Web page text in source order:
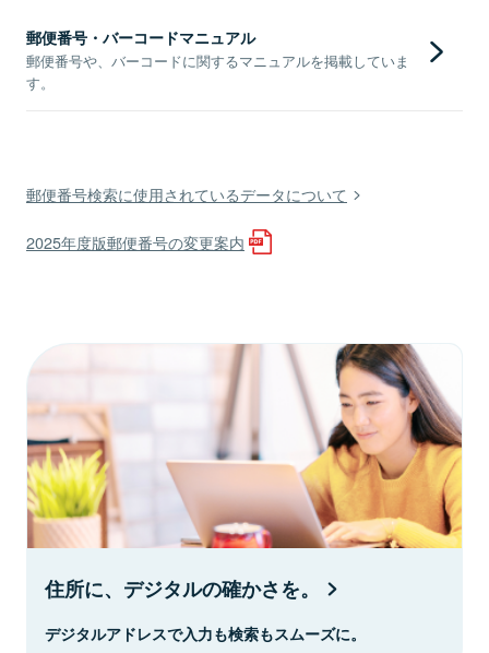
郵便番号・バーコードマニュアル
郵便番号や、バーコードに関するマニュアルを掲載していま
す。
郵便番号検索に使用されているデータについて
2025年度版郵便番号の変更案内
住所に、デジタルの確かさを。
デジタルアドレスで入力も検索もスムーズに。